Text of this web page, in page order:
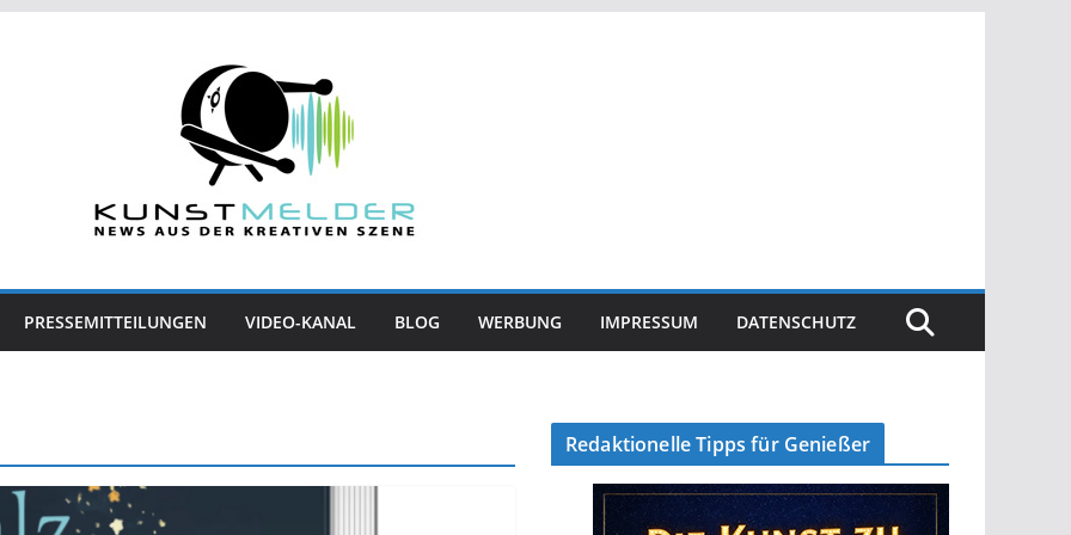
PRESSEMITTEILUNGEN VIDEO-KANAL BLOG WERBUNG IMPRESSUM DATENSCHUTZ
Redaktionelle Tipps für Genießer